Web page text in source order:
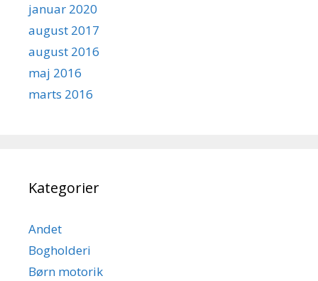
januar 2020
august 2017
august 2016
maj 2016
marts 2016
Kategorier
Andet
Bogholderi
Børn motorik